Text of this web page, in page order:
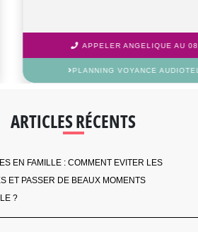
MARIE-COLETTE AU 08 92 23 23 88
VOYANCE AUDIOTEL MARIE-COLETTE
ARTICLES RÉCENTS
EN FAMILLE : COMMENT EVITER LES
ET PASSER DE BEAUX MOMENTS
?